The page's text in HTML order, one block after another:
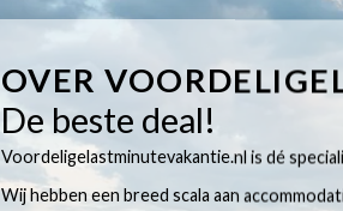
OVER
De beste deal!
Voordeligelastminutevakantie.nl is dé
Wij hebben een breed scala aan